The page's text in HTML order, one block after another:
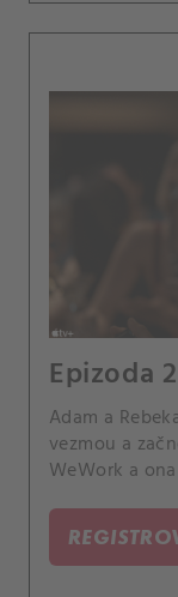
Epizoda
Adam a
vezmou a
WeWork a